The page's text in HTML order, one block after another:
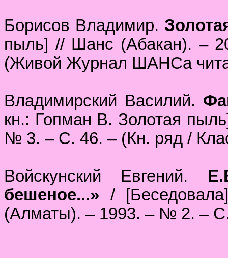
Борисов Владимир.
пыль] // Шанс (Абакан). –
(Живой Журнал ШАНСа
Владимирский Василий.
кн.: Гопман В. Золотая
№ 3. – С. 46. – (Кн. ряд /
Войскунский Евгений.
бешеное...» /
(Алматы). – 1993. – № 2. –